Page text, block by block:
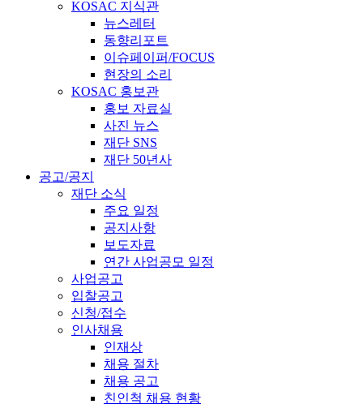
KOSAC 지식관
뉴스레터
동향리포트
이슈페이퍼/FOCUS
현장의 소리
KOSAC 홍보관
홍보 자료실
사진 뉴스
재단 SNS
재단 50년사
공고/공지
재단 소식
주요 일정
공지사항
보도자료
연간 사업공모 일정
사업공고
입찰공고
신청/접수
인사채용
인재상
채용 절차
채용 공고
친인척 채용 현황